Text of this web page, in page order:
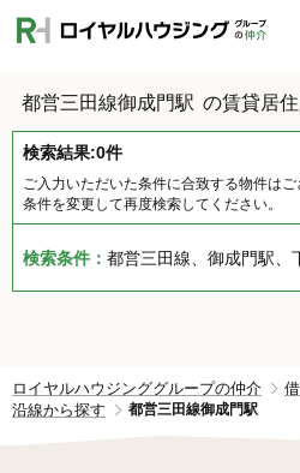
都営三田線御成門駅 の賃貸居住
検索結果:0件
ご入力いただいた条件に合致する物件はご
条件を変更して再度検索してください。
検索条件： 都営三田線、御成門駅、下限なし～上限なし、指定しない、指定な
ロイヤルハウジンググループの仲介
沿線から探す
都営三田線御成門駅
ロイヤルハウジンググループトッ
売りたい
借りたい
貸したい
ログイン